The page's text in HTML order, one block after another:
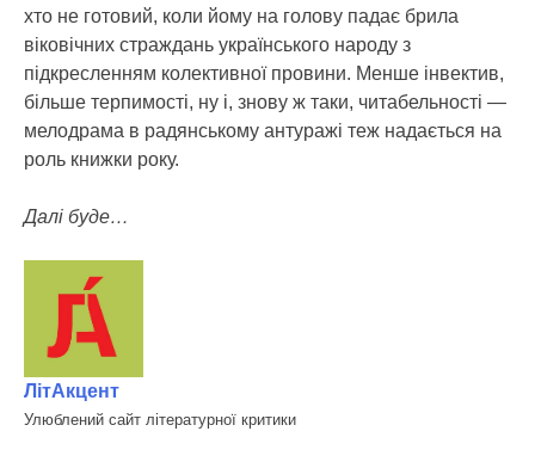
хто не готовий, коли йому на голову падає брила
віковічних страждань українського народу з
підкресленням колективної провини. Менше інвектив,
більше терпимості, ну і, знову ж таки, читабельності —
мелодрама в радянському антуражі теж надається на
роль книжки року.
Далі буде…
ЛітАкцент
Улюблений сайт літературної критики